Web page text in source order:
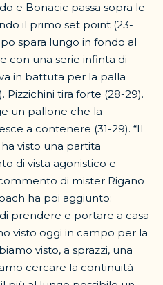
e Bonacic passa sopra le
il primo set point (23-
spara lungo in fondo al
con una serie infinta di
in battuta per la palla
Pizzichini tira forte (28-29).
un pallone che la
a contenere (31-29). “Il
visto una partita
di vista agonistico e
di mister Rigano
ha poi aggiunto:
prendere e portare a casa
visto oggi in campo per la
visto, a sprazzi, una
cercare la continuità